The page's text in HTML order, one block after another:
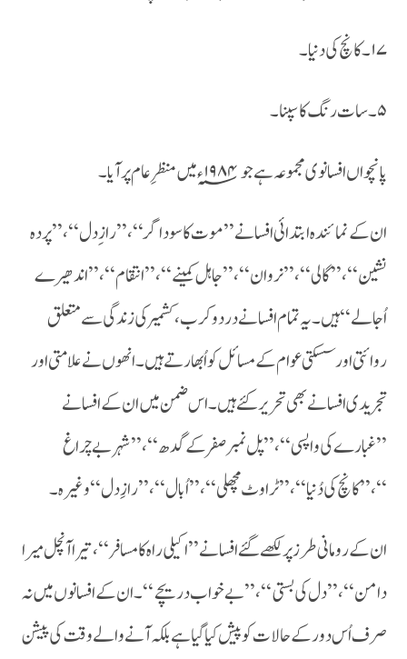
۱۷۔کانچ کی دنیا۔
۵۔سات رنگ کا سپنا ۔
پانچواں افسانوی مجموعہ ہے جو ۱۹۸۴؁ ء میں منظر ِ عام پر آیا ۔
ان کے نمائندہ ابتدائی افسانے ’’موت کا سوداگر‘‘ ،’’راز ِ دل‘‘،’’پردہ
نشین ‘‘،’’گالی‘‘ ،’’نروان‘‘،’’جاہل کمینے‘‘،’’انتقام‘‘،’’اندھیرے
اُجالے ‘‘ہیں ۔یہ تمام افسانے درد و کرب، کشمیر کی زندگی سے متعلق
روائتی اور سسکتی عوام کے مسائل کو اُبھارتے ہیں ۔انھوں نے علامتی اور
تجریدی افسانے بھی تحریر کئے ہیں ۔اس ضمن میں ان کے افسانے
’’غبارے کی واپسی‘‘ ،’’پل نمبر صفر کے گدھ‘‘،’’شہر بے چراغ
‘‘،’’کانچ کی دُنیا ‘‘ ،’’ٹراوٹ مچھلی ‘‘،’’اُبال ‘‘،’’رازِ دل ‘‘ وغیرہ ۔
ان کے رومانی طرز پر لکھے گئے افسانے ’’اکیلی راہ کا مسافر ‘‘،تیرا آنچل میرا
دامن ‘‘،’’دل کی بستی‘‘ ،’’بے خواب دریچے‘‘۔ان کے افسانوں میں نہ
صرف اُس دور کے حالات کو پیش کیا گیا ہے بلکہ آنے والے وقت کی پیشن